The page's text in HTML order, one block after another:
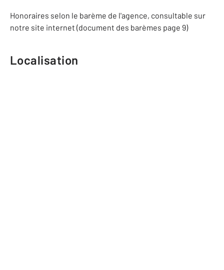
Honoraires selon le barème de l'agence, consultable sur
notre site internet (document des barèmes page 9)
Localisation